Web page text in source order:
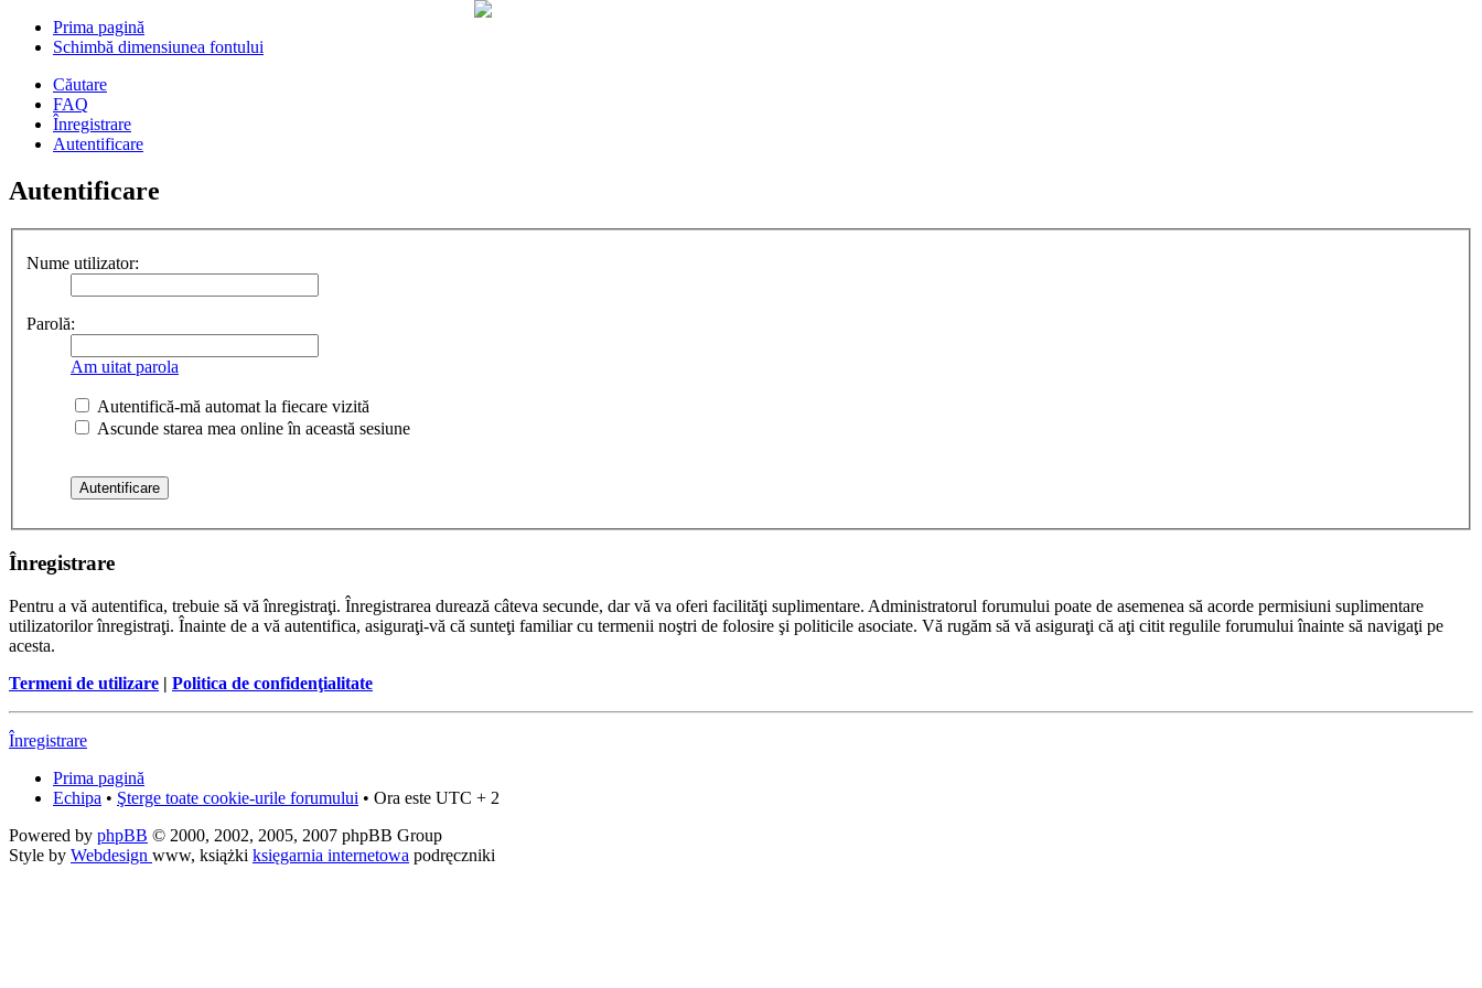
Prima pagină
Schimbă dimensiunea fontului
Căutare
FAQ
Înregistrare
Autentificare
Autentificare
Nume utilizator:
Parolă:
Am uitat parola
Autentifică-mă automat la fiecare vizită
Ascunde starea mea online în această sesiune
Înregistrare
Pentru a vă autentifica, trebuie să vă înregistraţi. Înregistrarea durează câteva secunde, dar vă va oferi facilităţi suplimentare. Administratorul forumului poate de asemenea să acorde permisiuni suplimentare
utilizatorilor înregistraţi. Înainte de a vă autentifica, asiguraţi-vă că sunteţi familiar cu termenii noştri de folosire şi politicile asociate. Vă rugăm să vă asiguraţi că aţi citit regulile forumului înainte să navigaţi pe
acesta.
Termeni de utilizare | Politica de confidenţialitate
Înregistrare
Prima pagină
Echipa • Şterge toate cookie-urile forumului • Ora este UTC + 2
Powered by phpBB © 2000, 2002, 2005, 2007 phpBB Group
Style by Webdesign www, książki księgarnia internetowa podręczniki